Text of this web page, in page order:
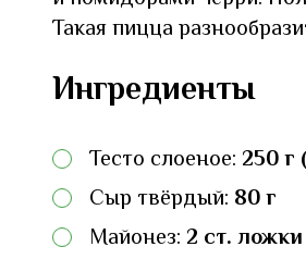
Такая пицца
Ингредиенты
Тесто слоеное: 250 г
Сыр твёрдый: 80 г
Майонез: 2 ст. ложки